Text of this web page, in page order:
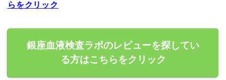
らをクリック
銀座血液検査ラボのレビューを探してい
る方はこちらをクリック